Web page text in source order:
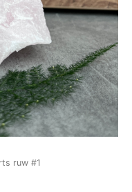
ruw #1